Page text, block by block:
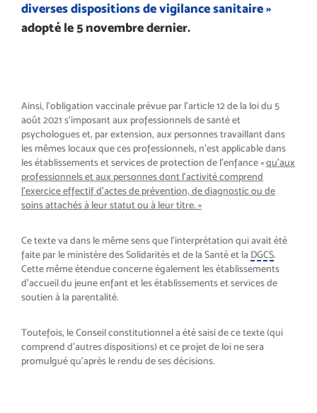
diverses dispositions de vigilance sanitaire »
adopté le 5 novembre dernier.
Ainsi, l’obligation vaccinale prévue par l’article 12 de la loi du 5
août 2021 s’imposant aux professionnels de santé et
psychologues et, par extension, aux personnes travaillant dans
les mêmes locaux que ces professionnels, n’est applicable dans
les établissements et services de protection de l’enfance «qu’aux
professionnels et aux personnes dont l’activité comprend
l’exercice effectif d’actes de prévention, de diagnostic ou de
soins attachés à leur statut ou à leur titre. »
Ce texte va dans le même sens que l’interprétation qui avait été
faite par le ministère des Solidarités et de la Santé et la DGCS.
Cette même étendue concerne également les établissements
d’accueil du jeune enfant et les établissements et services de
soutien à la parentalité.
Toutefois, le Conseil constitutionnel a été saisi de ce texte (qui
comprend d’autres dispositions) et ce projet de loi ne sera
promulgué qu’après le rendu de ses décisions.